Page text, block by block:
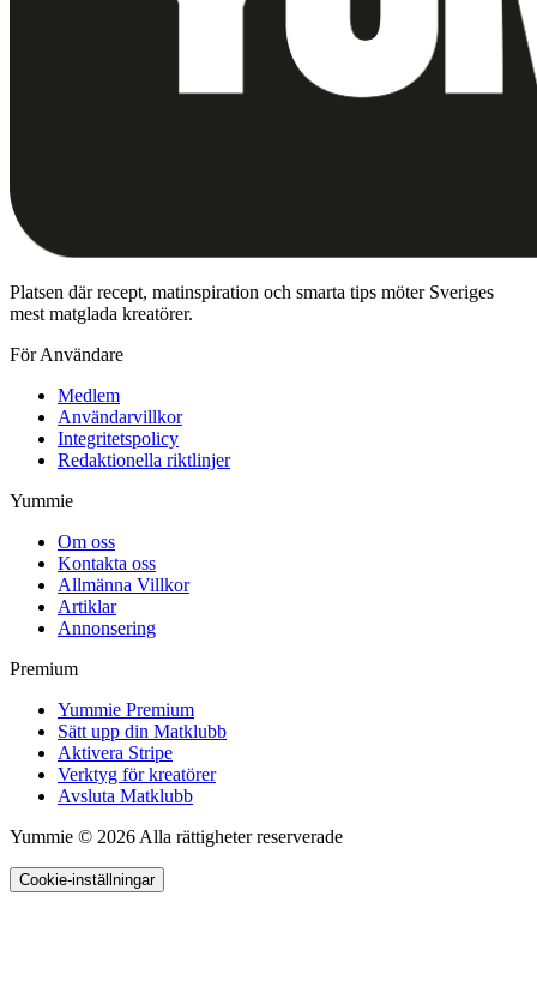
Platsen där recept, matinspiration och smarta tips möter Sveriges
mest matglada kreatörer.
För Användare
Medlem
Användarvillkor
Integritetspolicy
Redaktionella riktlinjer
Yummie
Om oss
Kontakta oss
Allmänna Villkor
Artiklar
Annonsering
Premium
Yummie Premium
Sätt upp din Matklubb
Aktivera Stripe
Verktyg för kreatörer
Avsluta Matklubb
Yummie © 2026 Alla rättigheter reserverade
Cookie-inställningar